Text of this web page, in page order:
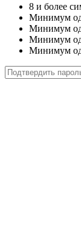
8 и более
Минимум
Минимум
Минимум
Минимум